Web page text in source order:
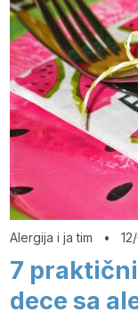
Alergija i ja tim •
7
dece sa